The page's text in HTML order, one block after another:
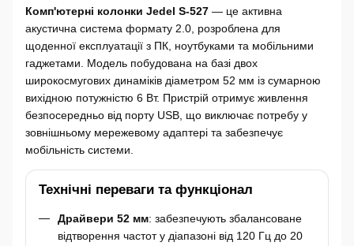
Комп'ютерні колонки Jedel S-527 — це активна
акустична система формату 2.0, розроблена для
щоденної експлуатації з ПК, ноутбуками та мобільними
гаджетами. Модель побудована на базі двох
широкосмугових динаміків діаметром 52 мм із сумарною
вихідною потужністю 6 Вт. Пристрій отримує живлення
безпосередньо від порту USB, що виключає потребу у
зовнішньому мережевому адаптері та забезпечує
мобільність системи.
Технічні переваги та функціонал
Драйвери 52 мм: забезпечують збалансоване
відтворення частот у діапазоні від 120 Гц до 20